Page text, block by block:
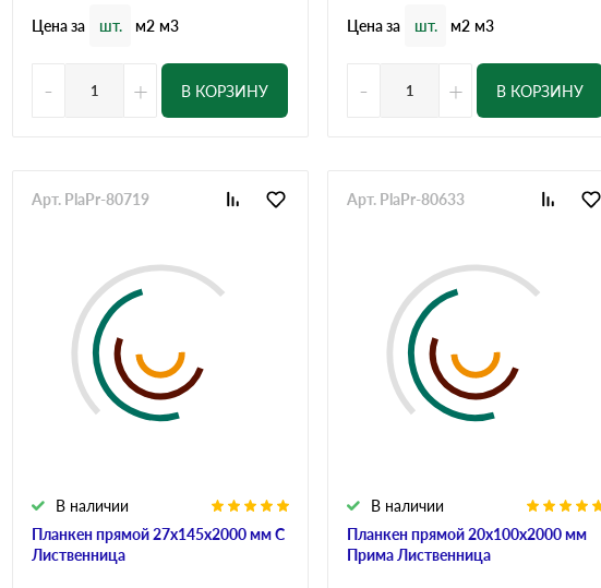
Цена за шт. м2 м3
- + В КОРЗИНУ
Цена за шт. м2 м3
- + В КОРЗИНУ
Планкен прямой 27х145х2000 мм С
Лиственница
В наличии
Арт. PlaPr-80719
Планкен прямой 20х100х2000 мм
Прима Лиственница
В наличии
Арт. PlaPr-80633